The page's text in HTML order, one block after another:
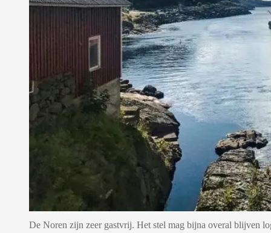
De Noren zijn zeer gastvrij. Het stel mag bijna overal blijven